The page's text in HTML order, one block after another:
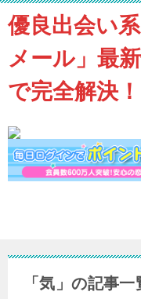
優良出会い
メール」最
で完全解決！
「気」の記事一